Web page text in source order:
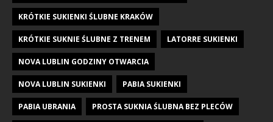
KRÓTKIE SUKIENKI ŚLUBNE KRAKÓW
KRÓTKIE SUKNIE ŚLUBNE Z TRENEM LATORRE SUKIENKI
NOVA LUBLIN GODZINY OTWARCIA
NOVA LUBLIN SUKIENKI PABIA SUKIENKI
PABIA UBRANIA PROSTA SUKNIA ŚLUBNA BEZ PLECÓW